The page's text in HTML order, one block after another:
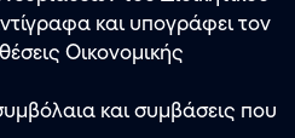
και υπογράφει τον
Οικονομικής
και συμβάσεις που